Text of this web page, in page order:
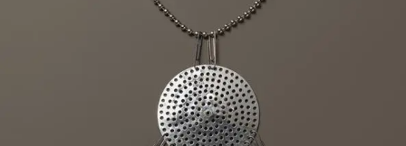
SERVICES
CRÉER SON CATALOGUE RAISONNÉ
ABONNEMENTS DÉDIÉS AUX GALERISTES
CRÉER SON SITE ARTISTE